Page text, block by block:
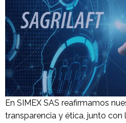
En SIMEX SAS reafirmamos
transparencia y ética, junto